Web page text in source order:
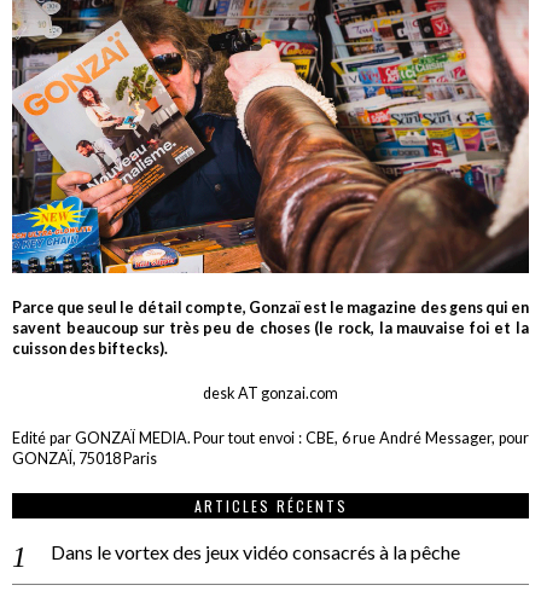
Parce que seul le détail compte, Gonzaï est le magazine des gens qui en
savent beaucoup sur très peu de choses (le rock, la mauvaise foi et la
cuisson des biftecks).
desk AT gonzai.com
Edité par GONZAÏ MEDIA. Pour tout envoi : CBE, 6 rue André Messager, pour
GONZAÏ, 75018 Paris
ARTICLES RÉCENTS
Dans le vortex des jeux vidéo consacrés à la pêche